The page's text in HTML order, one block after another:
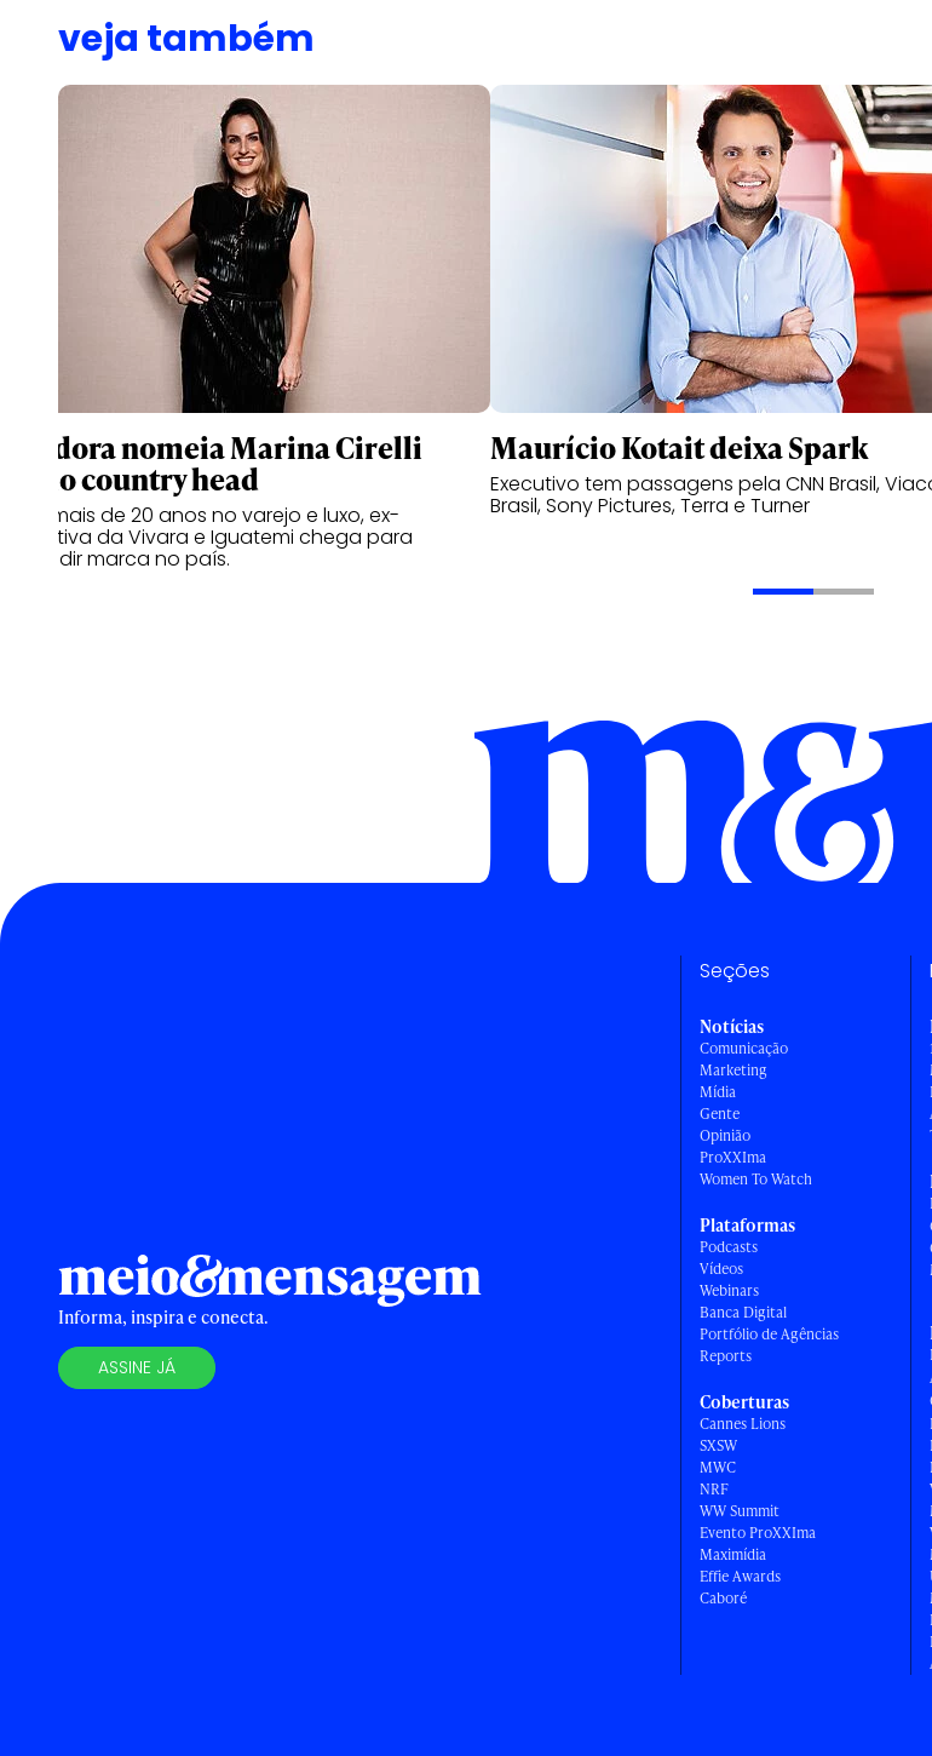
veja também
Pandora nomeia Marina Cirelli
como country head
Com mais de 20 anos no varejo e luxo, ex-
executiva da Vivara e Iguatemi chega para
expandir marca no país.
Maurício Kotait deixa Spark
Executivo tem passagens pela CNN Brasil,
Brasil, Sony Pictures, Terra e Turner
Informa, inspira e conecta.
ASSINE JÁ
Seções
Notícias
Comunicação
Marketing
Mídia
Gente
Opinião
ProXXIma
Women To Watch
Plataformas
Podcasts
Vídeos
Webinars
Banca Digital
Portfólio de Agências
Reports
Coberturas
Cannes Lions
SXSW
MWC
NRF
WW Summit
Evento ProXXIma
Maximídia
Effie Awards
Caboré